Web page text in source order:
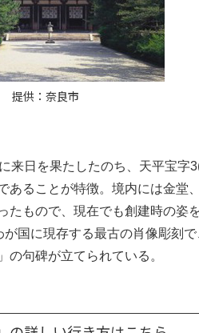
提供：奈良市
日を果たしたのち、天平宝字
あることが特徴。境内には金堂
もので、現在でも創建時の姿
が国に現存する最古の肖像彫刻
句碑が立てられている。